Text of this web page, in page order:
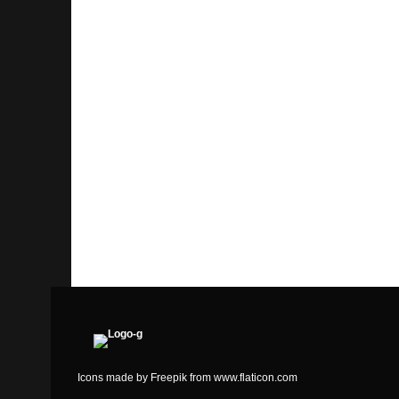
Icons made by Freepik from www.flaticon.com